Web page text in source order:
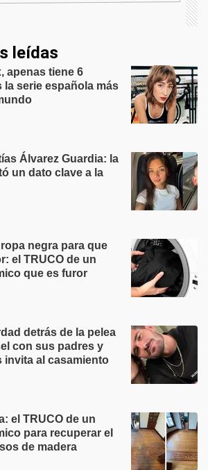
leídas
apenas tiene 6
la serie española más
Álvarez Guardia: la
un dato clave a la
negra para que
el TRUCO de un
que es furor
detrás de la pelea
con sus padres y
invita al casamiento
el TRUCO de un
para recuperar el
de madera